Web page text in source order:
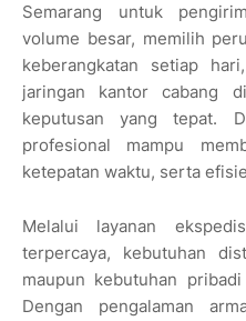
Semarang untuk
volume besar, memilih
keberangkatan setiap
jaringan kantor cabang
keputusan yang tepat.
profesional mampu
ketepatan waktu, serta
Melalui layanan
terpercaya, kebutuhan
maupun kebutuhan
Dengan pengalaman